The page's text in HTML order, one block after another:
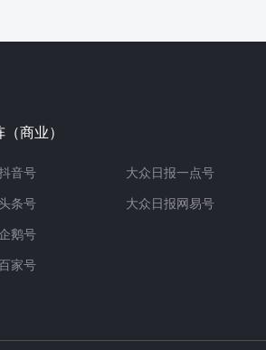
商业）
音号
条号
鹅号
家号
大众日报一点号
大众日报网易号